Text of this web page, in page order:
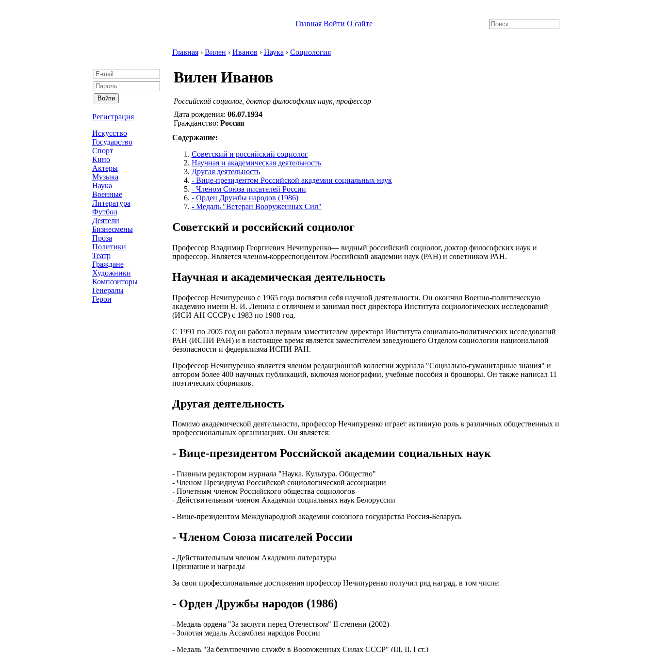
Главная Войти О сайте
Регистрация
Искусство
Государство
Спорт
Кино
Актеры
Музыка
Наука
Военные
Литература
Футбол
Деятели
Бизнесмены
Проза
Политики
Театр
Граждане
Художники
Композиторы
Генералы
Герои
Главная› Вилен › Иванов › Наука › Социология
Вилен Иванов
Российский социолог, доктор философских наук, профессор
Дата рождения: 06.07.1934
Гражданство: Россия
Содержание:
Советский и российский социолог
Научная и академическая деятельность
Другая деятельность
- Вице-президентом Российской академии социальных наук
- Членом Союза писателей России
- Орден Дружбы народов (1986)
- Медаль "Ветеран Вооруженных Сил"
Советский и российский социолог
Профессор Владимир Георгиевич Нечипуренко— видный российский социолог, доктор философских наук и
профессор. Является членом-корреспондентом Российской академии наук (РАН) и советником РАН.
Научная и академическая деятельность
Профессор Нечипуренко с 1965 года посвятил себя научной деятельности. Он окончил Военно-политическую
академию имени В. И. Ленина с отличием и занимал пост директора Института социологических исследований
(ИСИ АН СССР) с 1983 по 1988 год.
С 1991 по 2005 год он работал первым заместителем директора Института социально-политических исследований
РАН (ИСПИ РАН) и в настоящее время является заместителем заведующего Отделом социологии национальной
безопасности и федерализма ИСПИ РАН.
Профессор Нечипуренко является членом редакционной коллегии журнала "Социально-гуманитарные знания" и
автором более 400 научных публикаций, включая монографии, учебные пособия и брошюры. Он также написал 11
поэтических сборников.
Другая деятельность
Помимо академической деятельности, профессор Нечипуренко играет активную роль в различных общественных и
профессиональных организациях. Он является:
- Вице-президентом Российской академии социальных наук
- Главным редактором журнала "Наука. Культура. Общество"
- Членом Президиума Российской социологической ассоциации
- Почетным членом Российского общества социологов
- Действительным членом Академии социальных наук Белоруссии
- Вице-президентом Международной академии союзного государства Россия-Беларусь
- Членом Союза писателей России
- Действительным членом Академии литературы
Признание и награды
За свои профессиональные достижения профессор Нечипуренко получил ряд наград, в том числе:
- Орден Дружбы народов (1986)
- Медаль ордена "За заслуги перед Отечеством" II степени (2002)
- Золотая медаль Ассамблеи народов России
- Медаль "За безупречную службу в Вооруженных Силах СССР" (III, II, I ст.)